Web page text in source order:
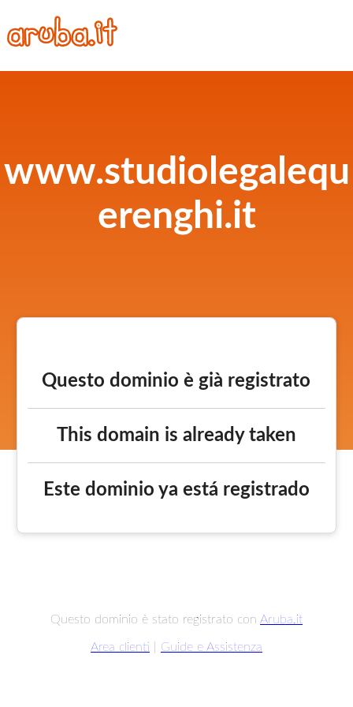
www.studiolegalequ
erenghi.it
Questo dominio è già registrato
This domain is already taken
Este dominio ya está registrado
Questo dominio è stato registrato con Aruba.it
Area clienti Guide e Assistenza